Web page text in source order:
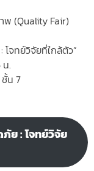
พ (Quality Fair)
จทย์วิจัยที่ใกล้ตัว”
น.
น 7
ย : โจทย์วิจัย